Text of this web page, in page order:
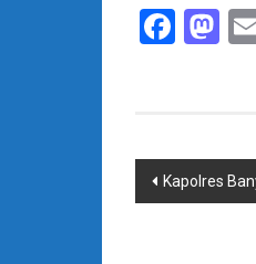
Navigasi
Kapolres